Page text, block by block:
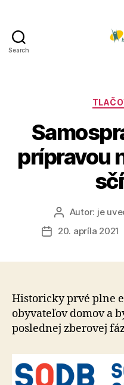
Search
prípravou
Autor
článku
Autor: je
Dátum
20. apríla 2021
Historicky prvé plne
obyvateľov domov a
poslednej zberovej